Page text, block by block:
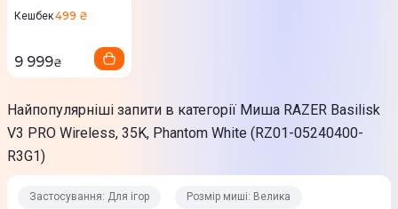
Кількість кнопок
Ергономіка
Для праворуких
Підсвічування
З підсвічуванням
Роздільна здатність оптичного сенсора миші (dpi)
Кешбек499 ₴
9 999₴
Найпопулярніші запити в категорії Миша RAZER Basilisk
V3 PRO Wireless, 35K, Phantom White (RZ01-05240400-
R3G1)
Застосування: Для ігор Розмір миші: Велика